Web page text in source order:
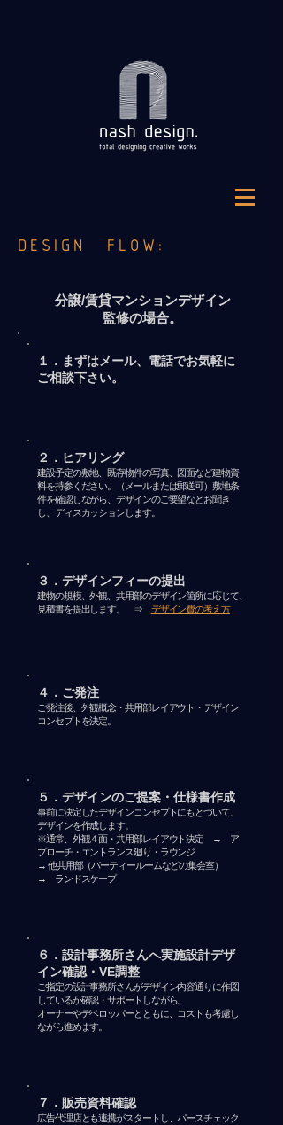
DESIGN FLOW:
分譲/賃貸マンションデザイン
監修の場合。
１．まずはメール、電話でお気軽に
ご相談下さい。
２．ヒアリング
建設予定の敷地、既存物件の写真、図面など建物資
料を持参ください。（メールまたは郵送可）敷地条
件を確認しながら、デザインのご要望などお聞き
し、ディスカッションします。
３．デザインフィーの提出
​建物の規模、外観、共用部のデザイン箇所に応じて、
見積書を提出します。 ⇒ デザイン費の考え方
４．ご発注
​ご発注後、外観概念・共用部レイアウト・デザイン
コンセプトを決定。
５．デザインのご提案・仕様書作成
​事前に決定したデザインコンセプトにもとづいて、
デザインを作成します。
※通常、外観４面・共用部レイアウト決定 → ア
プローチ・エントランス廻り・ラウンジ
→ 他共用部（パーティールームなどの集会室）
→ ランドスケープ
６．設計事務所さんへ実施設計デザ
イン確認・VE調整
​ご指定の設計事務所さんがデザイン内容通りに作図
しているか確認・サポートしながら、
​オーナーやデベロッパーとともに、コストも考慮し
ながら進めます。
７．販売資料確認
​広告代理店とも連携がスタートし、パースチェック